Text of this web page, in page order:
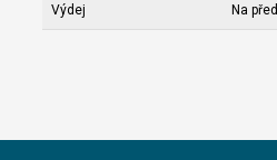
Výdej Na